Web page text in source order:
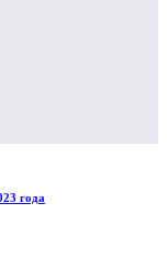
года